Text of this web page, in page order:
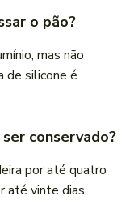
o pão?
mas não
de silicone é
conservado?
por até quatro
até vinte dias.